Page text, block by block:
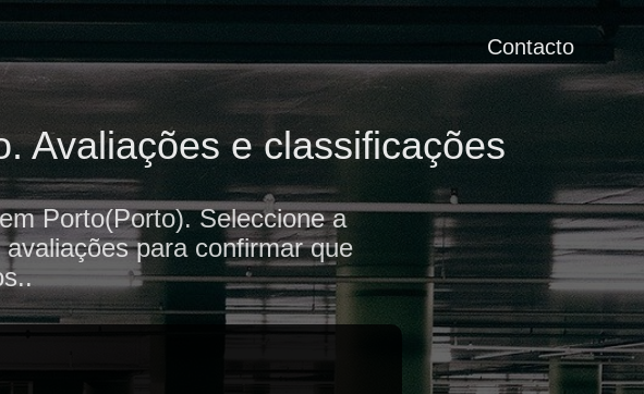
Contacto
Avaliações e classificações
Porto(Porto). Seleccione a
para confirmar que